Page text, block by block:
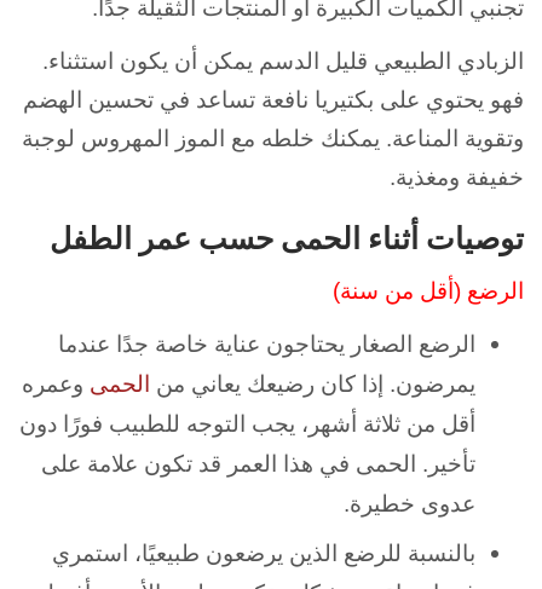
تجنبي الكميات الكبيرة أو المنتجات الثقيلة جدًا.
الزبادي الطبيعي قليل الدسم يمكن أن يكون استثناء.
فهو يحتوي على بكتيريا نافعة تساعد في تحسين الهضم
وتقوية المناعة. يمكنك خلطه مع الموز المهروس لوجبة
خفيفة ومغذية.
توصيات أثناء الحمى حسب عمر الطفل
الرضع (أقل من سنة)
الرضع الصغار يحتاجون عناية خاصة جدًا عندما
يمرضون. إذا كان رضيعك يعاني من الحمى وعمره
أقل من ثلاثة أشهر، يجب التوجه للطبيب فورًا دون
تأخير. الحمى في هذا العمر قد تكون علامة على
عدوى خطيرة.
بالنسبة للرضع الذين يرضعون طبيعيًا، استمري